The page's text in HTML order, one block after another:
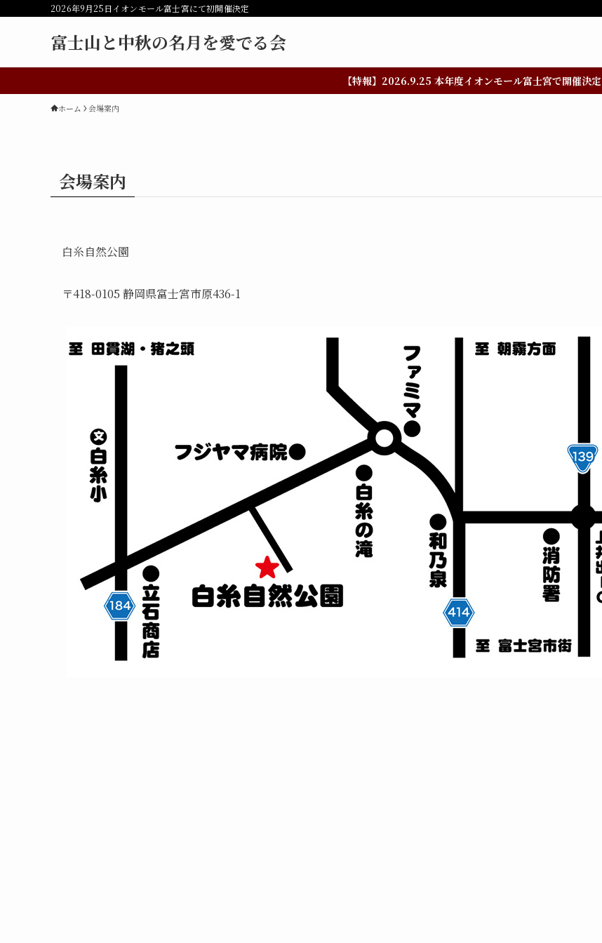
2026年9月25日イオンモール富士宮にて初開催決定
富士山と中秋の名月を愛でる会
【特報】2026.9.25 本年度イオンモール富士宮で開催決定
ホーム 会場案内
会場案内
白糸自然公園
〒418-0105 静岡県富士宮市原436-1